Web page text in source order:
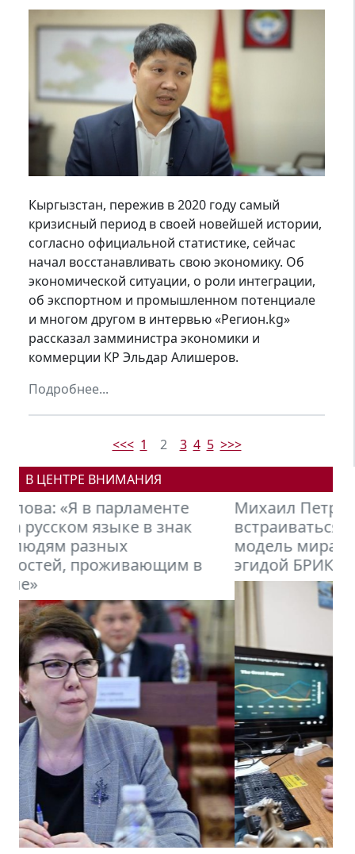
Кыргызстан, пережив в 2020 году самый
кризисный период в своей новейшей истории,
согласно официальной статистике, сейчас
начал восстанавливать свою экономику. Об
экономической ситуации, о роли интеграции,
об экспортном и промышленном потенциале
и многом другом в интервью «Регион.kg»
рассказал замминистра экономики и
коммерции КР Эльдар Алишеров.
Подробнее...
<<< 1 2 3 4 5 >>>
В ЦЕНТРЕ ВНИМАНИЯ
Михаил Петров: Кыргызстану нужно
встраиваться в новую финансовую
модель мира, формирующуюся под
эгидой БРИКС